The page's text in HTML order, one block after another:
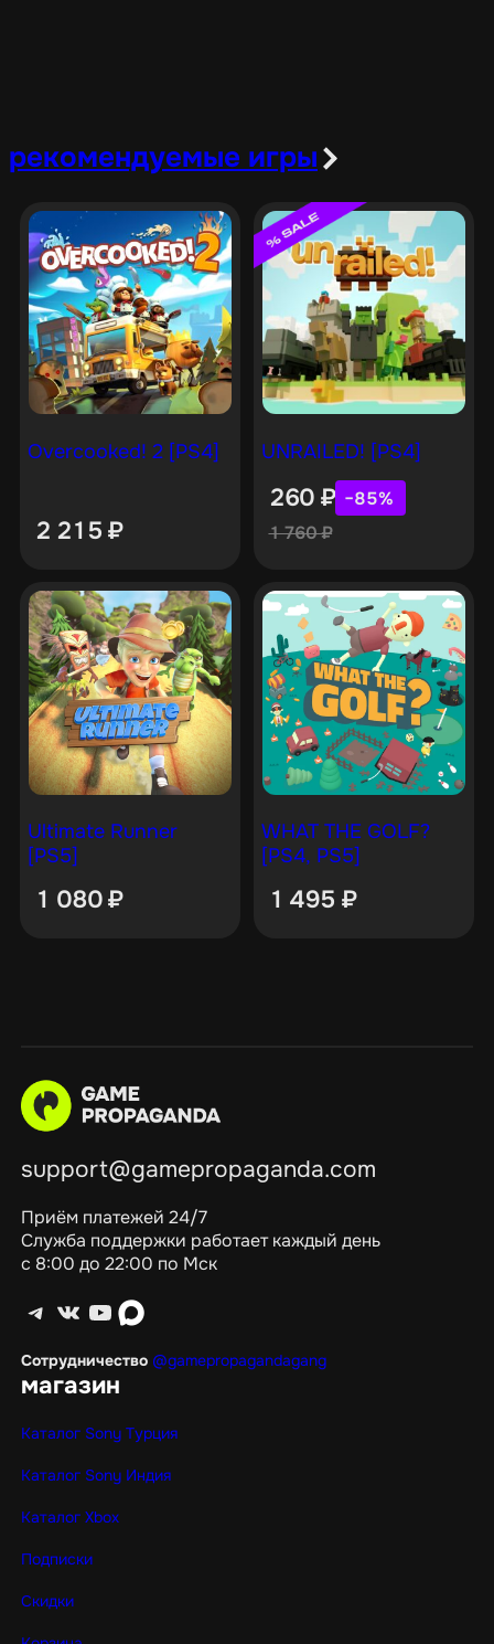
рекомендуемые игры
Overcooked! 2 [PS4]
2 215 ₽
UNRAILED! [PS4]
260 ₽ −85%
1 760₽
Ultimate Runner
[PS5]
1 080₽
WHAT THE GOLF?
[PS4, PS5]
1 495 ₽
support@gamepropaganda.com
Приём платежей 24/7
Служба поддержки работает каждый день
с 8:00 до 22:00 по Мск
Telegram ВКонтакте YouTube max
Сотрудничество @gamepropagandagang
магазин
Каталог Sony Турция
Каталог Sony Индия
Каталог Xbox
Подписки
Скидки